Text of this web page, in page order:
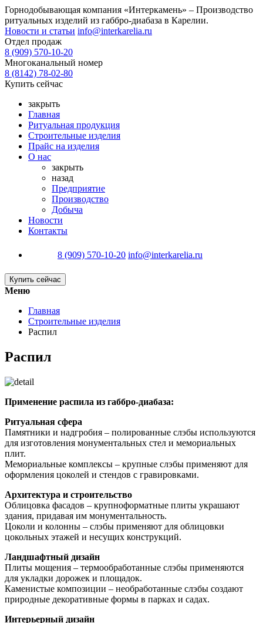
Горнодобывающая компания «Интеркамень» – Производство
ритуальных изделий из габбро-диабаза в Карелии.
Новости и статьи info@interkarelia.ru
Отдел продаж
8 (909) 570-10-20
Многоканальный номер
8 (8142) 78-02-80
Купить сейчас
закрыть
Главная
Ритуальная продукция
Строительные изделия
Прайс на изделия
О нас
закрыть
назад
Предприятие
Производство
Добыча
Новости
Контакты
8 (909) 570-10-20 info@interkarelia.ru
Купить сейчас
Меню
Главная
Строительные изделия
Распил
Распил
Применение распила из габбро-диабаза:
Ритуальная сфера
Памятники и надгробия – полированные слэбы используются
для изготовления монументальных стел и мемориальных
плит.
Мемориальные комплексы – крупные слэбы применяют для
оформления цоколей и стендов с гравировками.
Архитектура и строительство
Облицовка фасадов – крупноформатные плиты украшают
здания, придавая им монументальность.
Цоколи и колонны – слэбы применяют для облицовки
цокольных этажей и несущих конструкций.
Ландшафтный дизайн
Плиты мощения – термообработанные слэбы применяются
для укладки дорожек и площадок.
Каменистые композиции – необработанные слэбы создают
природные декоративные формы в парках и садах.
Интерьерный дизайн